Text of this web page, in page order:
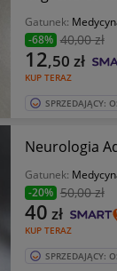
Gatunek:
-68% 40,00 zł
KUP TERAZ
12,50 zł
SPRZEDAJĄCY:
Neurologia
Gatunek:
-20% 50,00 zł
KUP TERAZ
40 zł
SPRZEDAJĄCY: